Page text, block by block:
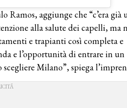
Ramos, aggiunge che “c’era già
alla salute dei capelli, ma
e trapianti così completa e
e l’opportunità di entrare in un
Milano”, spiega